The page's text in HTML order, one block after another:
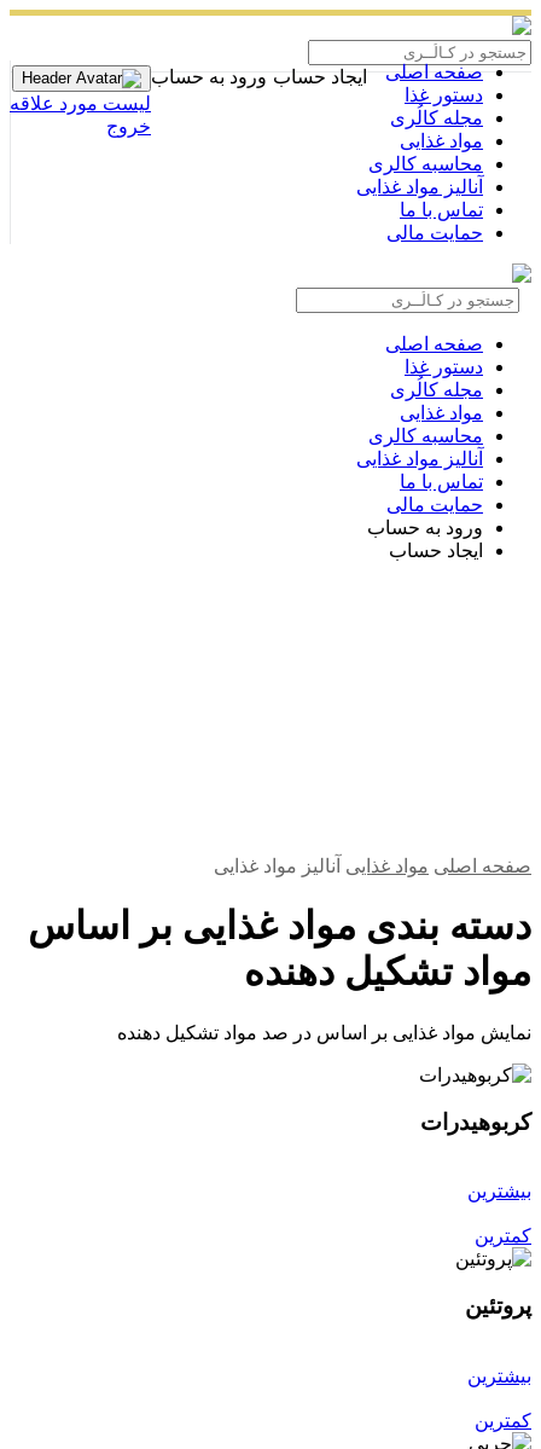
لیست مورد علاقه
خروج
ورود به حساب ایجاد حساب
صفحه اصلی
دستور غذا
مجله کالُری
مواد غذایی
محاسبه کالری
آنالیز مواد غذایی
تماس با ما
حمایت مالی
صفحه اصلی
دستور غذا
مجله کالُری
مواد غذایی
محاسبه کالری
آنالیز مواد غذایی
تماس با ما
حمایت مالی
ورود به حساب
ایجاد حساب
صفحه اصلی مواد غذایی آنالیز مواد غذایی
دسته بندی مواد غذایی بر اساس
مواد تشکیل دهنده
نمایش مواد غذایی بر اساس در صد مواد تشکیل دهنده
کربوهیدرات
بیشترین
کمترین
پروتئین
بیشترین
کمترین